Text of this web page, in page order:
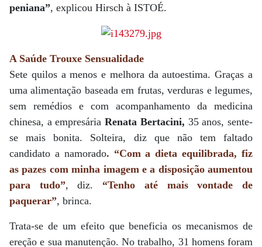
peniana”, explicou Hirsch à ISTOÉ.
A Saúde Trouxe Sensualidade
Sete quilos a menos e melhora da autoestima. Graças a
uma alimentação baseada em frutas, verduras e legumes,
sem remédios e com acompanhamento da medicina
chinesa, a empresáriaRenata Bertacini, 35 anos, sente-
se mais bonita. Solteira, diz que não tem faltado
candidato a namorado. “Com a dieta equilibrada, fiz
as pazes com minha imagem e a disposição aumentou
para tudo”, diz. “Tenho até mais vontade de
paquerar”, brinca.
Trata-se de um efeito que beneficia os mecanismos de
ereção e sua manutenção. No trabalho, 31 homens foram